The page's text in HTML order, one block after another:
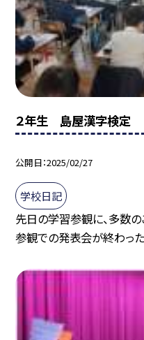
２年生 島屋漢字検定
公開日 2025/02/27
学校日記
先日の学習参観に、多数の
参観での発表会が終わっ